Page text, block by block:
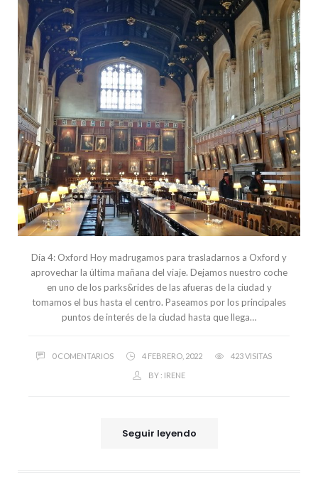
Día 4: Oxford Hoy madrugamos para trasladarnos a Oxford y
aprovechar la última mañana del viaje. Dejamos nuestro coche
en uno de los parks&rides de las afueras de la ciudad y
tomamos el bus hasta el centro. Paseamos por los principales
puntos de interés de la ciudad hasta que llega…
0 COMENTARIOS 4 FEBRERO, 2022 423 VISITAS
BY : IRENE
Seguir leyendo